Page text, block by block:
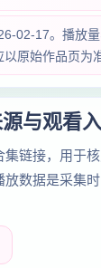
02-17。播放
原始作品页为准
与观看
链接，用于
数据是采集